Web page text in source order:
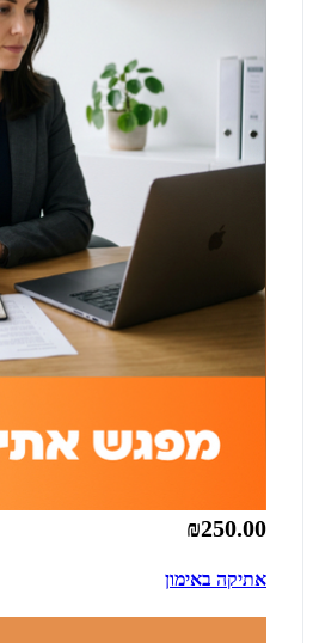
₪250.00
אתיקה באימון